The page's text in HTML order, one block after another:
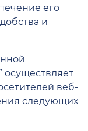
его
и
осуществляет
веб-
следующих